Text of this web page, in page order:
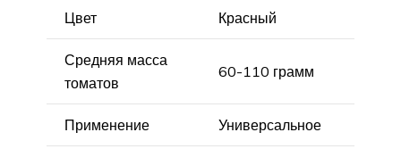
Цвет Красный
Средняя масса
томатов
60-110 грамм
Применение Универсальное